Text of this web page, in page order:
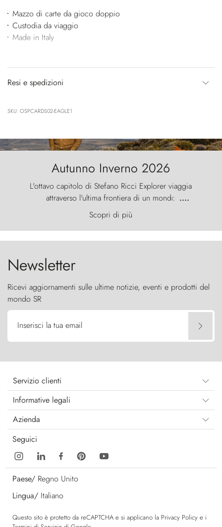
Mazzo di carte da gioco doppio
Custodia da viaggio
Made in Italy
Resi e spedizioni
SKU: OSPCARDS02-EAGLE1
Autunno Inverno 2026
L'ottavo capitolo di Stefano Ricci Explorer viaggia
attraverso l'ultima frontiera di un mondo
primordiale, dove il vento scolpisce la natura con
furia ancestrale e le Torres del Paine sfidano il
cielo come sentinelle di pietra.
....
Scopri di più
Newsletter
Ricevi aggiornamenti sulle ultime notizie, eventi e prodotti del
mondo SR
Inserisci la tua email
Servizio clienti
Informative legali
Azienda
Seguici
Paese/ Regno Unito
Lingua/ Italiano
Questo sito è protetto da reCAPTCHA e si applicano la Privacy Policy e i